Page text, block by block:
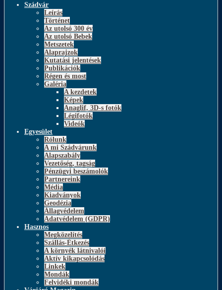
Szádvár
Leírás
Történet
Az utolsó 300 év
Az utolsó Bebek
Metszetek
Alaprajzok
Kutatási jelentések
Publikációk
Régen és most
Galéria
A kezdetek
Képek
Anaglif, 3D-s fotók
Légifotók
Videók
Egyesület
Rólunk
A mi Szádvárunk
Alapszabály
Vezetőség, tagság
Pénzügyi beszámolók
Partnereink
Média
Kiadványok
Geodézia
Állagvédelem
Adatvédelem (GDPR)
Hasznos
Megközelítés
Szállás-Étkezés
A környék látnivalói
Aktív kikapcsolódás
Linkek
Mondák
Felvidéki mondák